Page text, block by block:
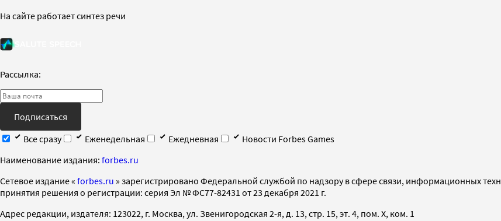
На сайте работает синтез речи
Рассылка:
Подписаться
Все сразу
Еженедельная Ежедневная
Новости Forbes Games
Наименование издания: forbes.ru
Cетевое издание « forbes.ru » зарегистрировано Федеральной службой по надзору в сфере связи, информационных
принятия решения о регистрации: серия Эл № ФС77-82431 от 23 декабря 2021 г.
Адрес редакции, издателя: 123022, г. Москва, ул. Звенигородская 2-я, д. 13, стр. 15, эт. 4, пом. X, ком. 1